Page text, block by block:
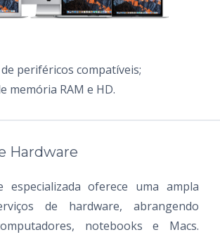
periféricos compatíveis;
memória RAM e HD.
Hardware
especializada oferece uma ampla
de hardware, abrangendo
notebooks e Macs.